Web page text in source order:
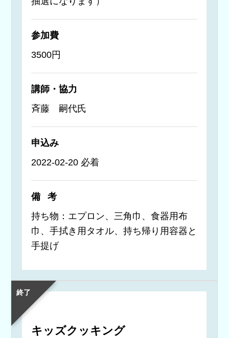
参加費
3500円
講師・協力
斉藤 嗣代氏
申込み
2022-02-20 必着
備考
持ち物：エプロン、三角巾、食器用布
巾、手拭き用タオル、持ち帰り用容器と
手提げ
終了
キッズクッキング